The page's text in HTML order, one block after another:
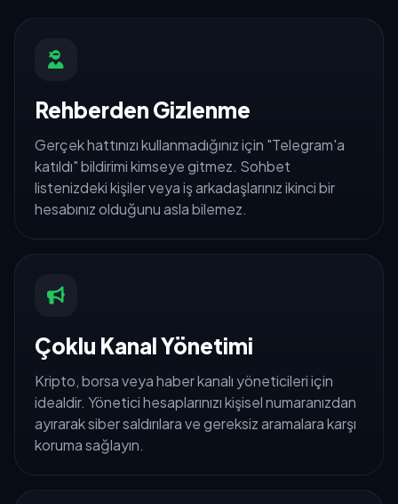
Rehberden Gizlenme
Gerçek hattınızı kullanmadığınız için "Telegram'a
katıldı" bildirimi kimseye gitmez. Sohbet
listenizdeki kişiler veya iş arkadaşlarınız ikinci bir
hesabınız olduğunu asla bilemez.
Çoklu Kanal Yönetimi
Kripto, borsa veya haber kanalı yöneticileri için
idealdir. Yönetici hesaplarınızı kişisel numaranızdan
ayırarak siber saldırılara ve gereksiz aramalara karşı
koruma sağlayın.